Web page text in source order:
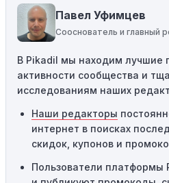
пытаетесь применить код к
соответствующему
промокоды требуют
порога покупки, чтобы
сумма в корзине не
код не сработает.
Географические
промокодов может быть
местами или регионами.
Павел Уфимцев
Сооснователь и главный
В Pikadil мы находим лучшие
активности сообщества и
исследованиям наших
Наши редакторы
интернет в поисках
скидок, купонов и
Пользователи платформы